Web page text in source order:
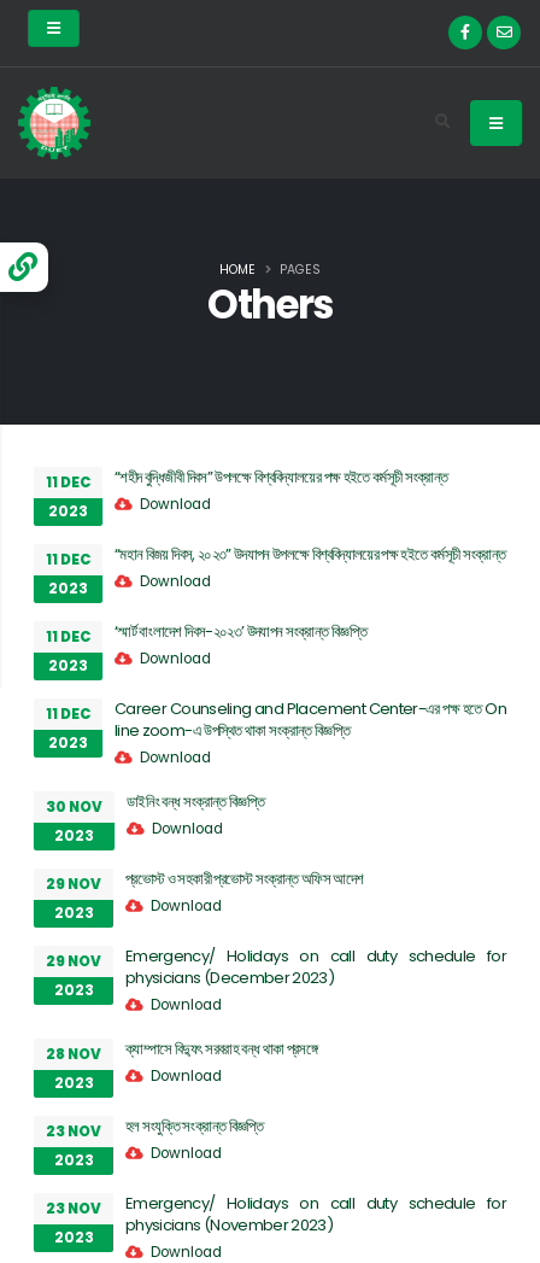
Others
HOME PAGES
11 DEC
2023
“শহীদ বুদ্ধিজীবী দিবস” উপলক্ষে বিশ্ববিদ্যালয়ের পক্ষ হইতে কর্মসূচী সংক্রান্ত
Download
11 DEC
2023
“মহান বিজয় দিবস, ২০২৩” উদযাপন উপলক্ষে বিশ্ববিদ্যালয়ের পক্ষ হইতে কর্মসূচী সংক্রান্ত
Download
11 DEC
2023
‘স্মার্ট বাংলাদেশ দিবস-২০২৩’ উদযাপন সংক্রান্ত বিজ্ঞপ্তি
Download
11 DEC
2023
Career Counseling and Placement Center-এর পক্ষ হতে On
line zoom-এ উপস্থিত থাকা সংক্রান্ত বিজ্ঞপ্তি
Download
30 NOV
2023
ডাইনিং বন্ধ সংক্রান্ত বিজ্ঞপ্তি
Download
29 NOV
2023
প্রভোস্ট ও সহকারী প্রভোস্ট সংক্রান্ত অফিস আদেশ
Download
29 NOV
2023
Emergency/ Holidays on call duty schedule for
physicians (December 2023)
Download
28 NOV
2023
ক্যাম্পাসে বিদ্যুৎ সরবরাহ বন্ধ থাকা প্রসঙ্গে
Download
23 NOV
2023
হল সংযুক্তি সংক্রান্ত বিজ্ঞপ্তি
Download
23 NOV
2023
Emergency/ Holidays on call duty schedule for
physicians (November 2023)
Download